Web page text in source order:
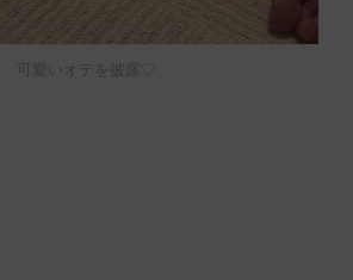
可愛いオテを披露♡